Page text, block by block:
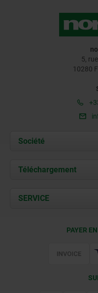
5,
10280
Société
À propos de nous
Contact
Téléchargement
Documents
SERVICE
PAYER